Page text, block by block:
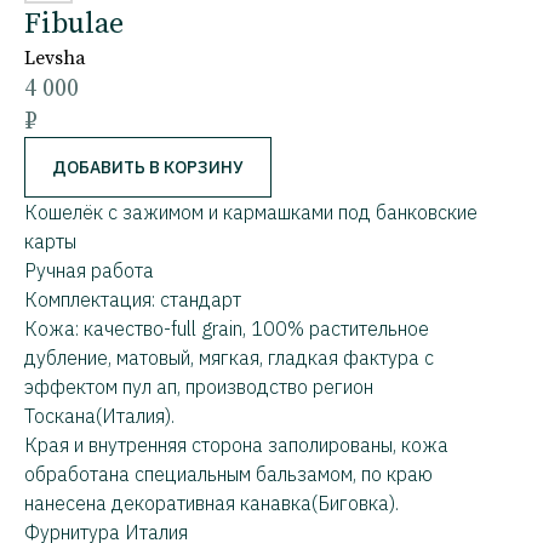
Fibulae
Levsha
4 000
₽
ДОБАВИТЬ В КОРЗИНУ
Кошелёк с зажимом и кармашками под банковские
карты
Ручная работа
Комплектация: стандарт
Кожа: качество-full grain, 100% растительное
дубление, матовый, мягкая, гладкая фактура с
эффектом пул ап, производство регион
Тоскана(Италия).
Края и внутренняя сторона заполированы, кожа
обработана специальным бальзамом, по краю
нанесена декоративная канавка(Биговка).
Фурнитура Италия